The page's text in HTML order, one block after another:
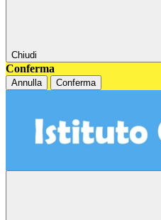
Chiudi
Conferma
Annulla Conferma